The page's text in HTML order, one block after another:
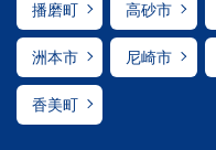
播磨町 高砂市
洲本市 尼崎市
香美町